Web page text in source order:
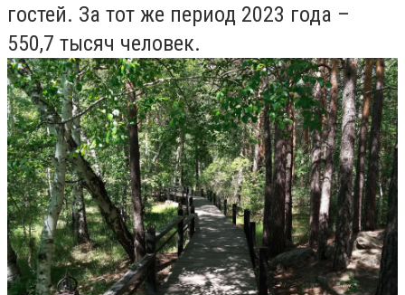
гостей. За тот же период 2023 года –
550,7 тысяч человек.